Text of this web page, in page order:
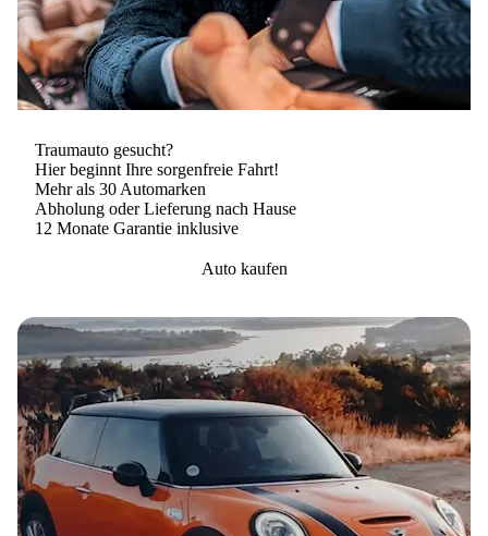
Traumauto gesucht?
Hier beginnt Ihre sorgenfreie Fahrt!
Mehr als 30 Automarken
Abholung oder Lieferung nach Hause
12 Monate Garantie inklusive
Auto kaufen